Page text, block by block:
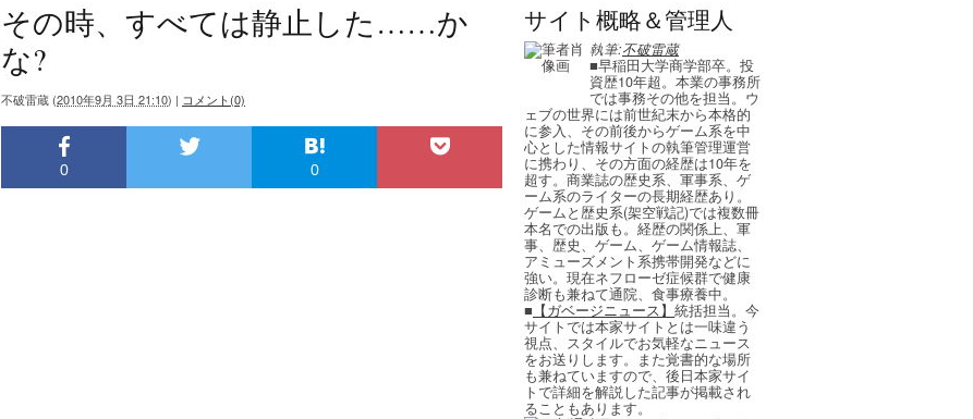
その時、すべては静止した……か
な?
不破雷蔵 (2010年9月 3日 21:10) | コメント(0)
0 0
サイト概略＆管理人
執筆:不破雷蔵
■早稲田大学商学部卒。投
資歴10年超。本業の事務所
では事務その他を担当。ウ
ェブの世界には前世紀末から本格的
に参入、その前後からゲーム系を中
心とした情報サイトの執筆管理運営
に携わり、その方面の経歴は10年を
超す。商業誌の歴史系、軍事系、ゲ
ーム系のライターの長期経歴あり。
ゲームと歴史系(架空戦記)では複数冊
本名での出版も。経歴の関係上、軍
事、歴史、ゲーム、ゲーム情報誌、
アミューズメント系携帯開発などに
強い。現在ネフローゼ症候群で健康
診断も兼ねて通院、食事療養中。
■ 【ガベージニュース】 統括担当。今
サイトでは本家サイトとは一味違う
視点、スタイルでお気軽なニュース
をお送りします。また覚書的な場所
も兼ねていますので、後日本家サイ
トで詳細を解説した記事が掲載され
ることもあります。